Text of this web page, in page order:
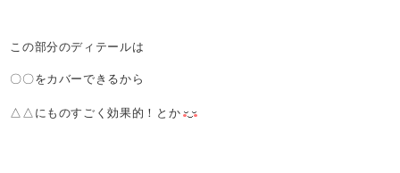
この部分のディテールは
〇〇をカバーできるから
△△にものすごく効果的！とか